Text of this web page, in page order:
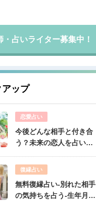
・占いライター募集中！
アップ
恋愛占い
今後どんな相手と付き合
う？未来の恋人を占いま
復縁占い
無料復縁占い-別れた相手
の気持ちを占う-生年月日